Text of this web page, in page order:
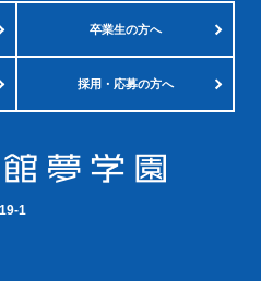
卒業生の方へ
採用・応募の方へ
1